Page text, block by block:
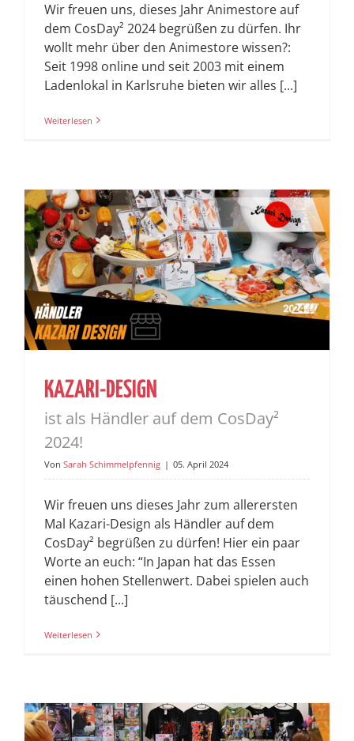
Wir freuen uns, dieses Jahr Animestore auf
dem CosDay² 2024 begrüßen zu dürfen. Ihr
wollt mehr über den Animestore wissen?:
Seit 1998 online und seit 2003 mit einem
Ladenlokal in Karlsruhe bieten wir alles [...]
Weiterlesen
KAZARI-DESIGN
ist als Händler auf dem CosDay²
2024!
Von Sarah Schimmelpfennig | 05. April 2024
Wir freuen uns dieses Jahr zum allerersten
Mal Kazari-Design als Händler auf dem
CosDay² begrüßen zu dürfen! Hier ein paar
Worte an euch: “In Japan hat das Essen
einen hohen Stellenwert. Dabei spielen auch
täuschend [...]
Weiterlesen